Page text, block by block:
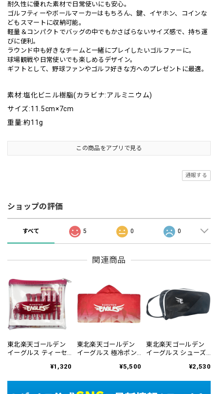
耐久性に優れた素材で日常使いにも安心。
ゴルフティーやボールマーカーはもちろん、鍵、イヤホン、コインな
どもスマートに収納可能。
軽量＆コンパクトでバッグの中でもかさばらないサイズ感で、持ち運
びに便利。
ラウンド中も好きなチームと一緒にプレイしたいゴルファーに。
球場観戦や日常使いでも楽しめるデザイン。
ギフトとして、野球ファンやゴルフ好きな方へのプレゼントに最適。
素材:塩化ビニル樹脂(カラビナ:アルミニウム)
サイズ:11.5cm×7cm
重量:約11g
この商品をアプリで見る
通報する
ショップの評価
すべて 5 0 0
関連商品
東北楽天ゴールデン
イーグルス ティーセ
¥1,320
東北楽天ゴールデン
イーグルス 極冷ポン
¥5,500
東北楽天ゴールデン
イーグルス シューズ
¥2,530